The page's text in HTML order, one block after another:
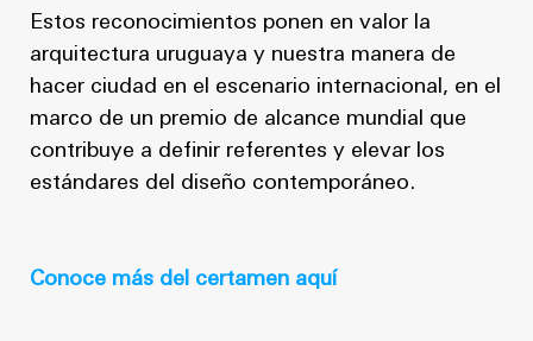
Estos reconocimientos ponen en valor la
arquitectura uruguaya y nuestra manera de
hacer ciudad en el escenario internacional, en el
marco de un premio de alcance mundial que
contribuye a definir referentes y elevar los
estándares del diseño contemporáneo.
Conoce más del certamen aquí